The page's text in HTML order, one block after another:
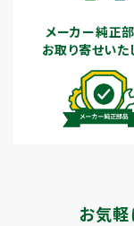
メーカー純正
お取り寄せいた
お気軽